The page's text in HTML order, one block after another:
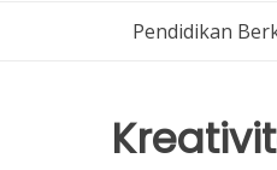
Pendidikan